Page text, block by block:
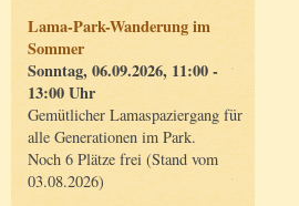
Lama-Park-Wanderung im
Sommer
Sonntag, 06.09.2026, 11:00 -
13:00 Uhr
Gemütlicher Lamaspaziergang für
alle Generationen im Park.
Noch 6 Plätze frei (Stand vom
03.08.2026)